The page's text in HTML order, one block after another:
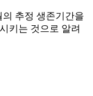
의 추정 생존기간을
키는 것으로 알려